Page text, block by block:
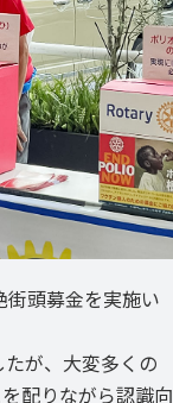
頭募金を実施い
が、大変多くの
配りながら認識向